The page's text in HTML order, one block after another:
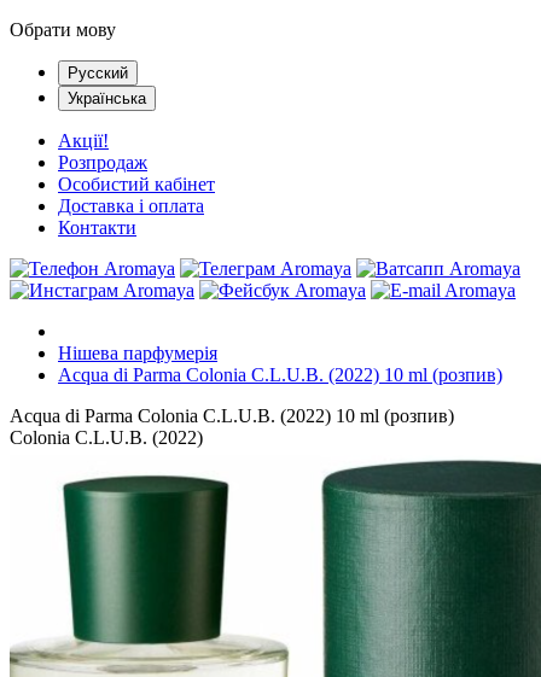
Обрати мову
Русский
Українська
Акції!
Розпродаж
Особистий кабінет
Доставка і оплата
Контакти
Нішева парфумерія
Acqua di Parma Colonia C.L.U.B. (2022) 10 ml (розпив)
Acqua di Parma Colonia C.L.U.B. (2022) 10 ml (розпив)
Colonia C.L.U.B. (2022)